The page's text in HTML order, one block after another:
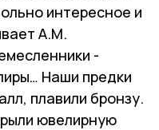
интересное и
А.М.
-
Наши предки
плавили бронзу.
ювелирную